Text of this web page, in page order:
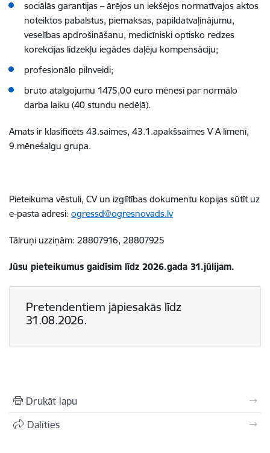
sociālās garantijas – ārējos un iekšējos normatīvajos aktos
noteiktos pabalstus, piemaksas, papildatvaļinājumu,
veselības apdrošināšanu, medicīniski optisko redzes
korekcijas līdzekļu iegādes daļēju kompensāciju;
profesionālo pilnveidi;
bruto atalgojumu 1475,00 euro mēnesī par normālo
darba laiku (40 stundu nedēļā).
Amats ir klasificēts 43.saimes, 43.1.apakšsaimes V A līmenī,
9.mēnešalgu grupa.
Pieteikuma vēstuli, CV un izglītības dokumentu kopijas sūtīt uz
e-pasta adresi: ogressd@ogresnovads.lv
Tālruņi uzziņām: 28807916, 28807925
Jūsu pieteikumus gaidīsim līdz 2026.gada 31.jūlijam.
Pretendentiem jāpiesakās līdz
31.08.2026.
Drukāt lapu
Dalīties